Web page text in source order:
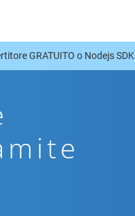
GRATUITO o Nodejs SDK